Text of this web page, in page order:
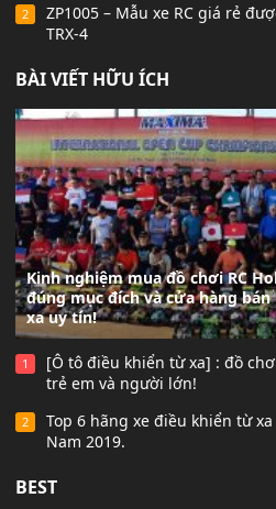
2
ZP1005 – Mẫu xe RC giá rẻ
TRX-4
BÀI VIẾT HỮU ÍCH
Kinh nghiệm mua đồ chơi RC
đúng mục đích và cửa hàng
xa uy tín!
1
[Ô tô điều khiển từ xa] : đồ
trẻ em và người lớn!
2
Top 6 hãng xe điều khiển từ
Nam 2019.
BEST